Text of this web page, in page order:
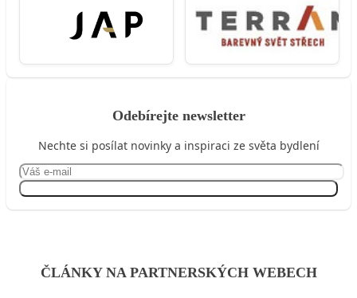
Odebírejte newsletter
Nechte si posílat novinky a inspiraci ze světa bydlení
ČLÁNKY NA PARTNERSKÝCH WEBECH